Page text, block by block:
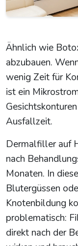
Ähnlich wie
abzubauen.
wenig Zeit für
ist ein
Ausfallzeit.
Dermalfiller auf
nach
Monaten. In
Blutergüssen
Knotenbildung
problematisch:
direkt nach der